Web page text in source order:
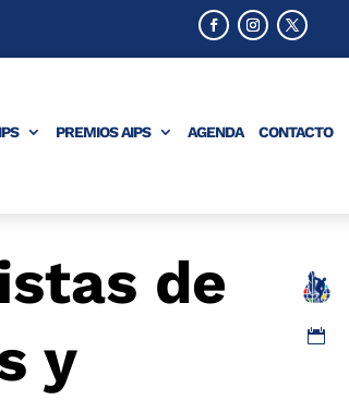
PREMIOS AIPS AGENDA CONTACTO
de
y
